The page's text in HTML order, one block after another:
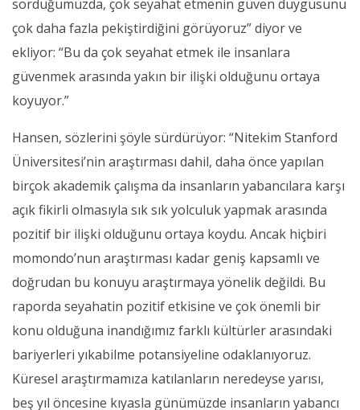
sorduğumuzda, çok seyahat etmenin güven duygusunu
çok daha fazla pekiştirdiğini görüyoruz” diyor ve
ekliyor: “Bu da çok seyahat etmek ile insanlara
güvenmek arasında yakın bir ilişki olduğunu ortaya
koyuyor.”
Hansen, sözlerini şöyle sürdürüyor: “Nitekim Stanford
Üniversitesi’nin araştırması dahil, daha önce yapılan
birçok akademik çalışma da insanların yabancılara karşı
açık fikirli olmasıyla sık sık yolculuk yapmak arasında
pozitif bir ilişki olduğunu ortaya koydu. Ancak hiçbiri
momondo’nun araştırması kadar geniş kapsamlı ve
doğrudan bu konuyu araştırmaya yönelik değildi. Bu
raporda seyahatin pozitif etkisine ve çok önemli bir
konu olduğuna inandığımız farklı kültürler arasındaki
bariyerleri yıkabilme potansiyeline odaklanıyoruz.
Küresel araştırmamıza katılanların neredeyse yarısı,
beş yıl öncesine kıyasla günümüzde insanların yabancı